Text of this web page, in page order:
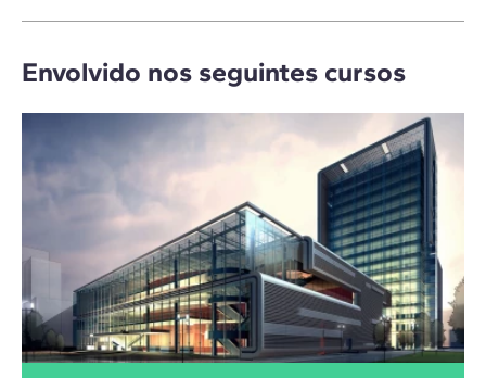
Envolvido nos seguintes cursos